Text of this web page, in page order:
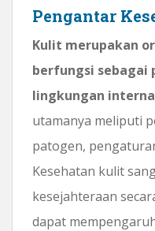
Pengantar
Kulit merupakan
berfungsi sebagai
lingkungan
utamanya meliputi
patogen,
Kesehatan kulit
kesejahteraan
dapat